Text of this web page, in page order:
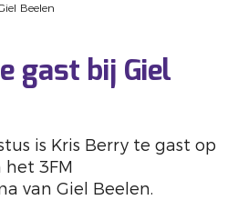
Beelen
gast bij Giel
is Kris Berry te gast op
het 3FM
van Giel Beelen.